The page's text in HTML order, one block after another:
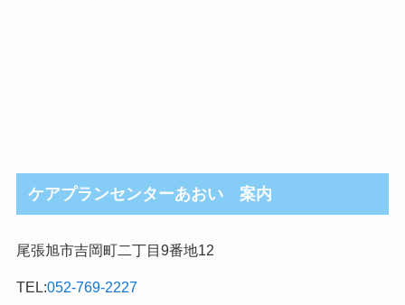
ケアプランセンターあおい 案内
尾張旭市吉岡町二丁目9番地12
TEL:052-769-2227